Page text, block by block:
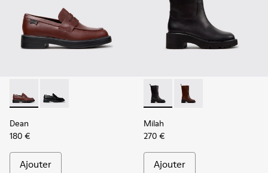
Dean - K201790-008 - Chaussures en cuir bordeaux pour
Dean - K201790-001
Dean
180 €
Ajouter
Milah - K400843-001 -
Milah - K400843-
Milah
270 €
Ajouter